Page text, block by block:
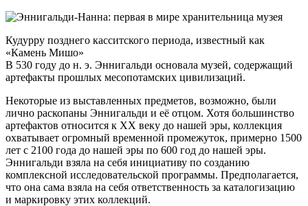
Кудурру позднего касситского периода, известный как
«Камень Мишо»
В 530 году до н. э. Эннигальди основала музей, содержащий
артефакты прошлых месопотамских цивилизаций.
Некоторые из выставленных предметов, возможно, были
лично раскопаны Эннигальди и её отцом. Хотя большинство
артефактов относится к XX веку до нашей эры, коллекция
охватывает огромный временной промежуток, примерно 1500
лет с 2100 года до нашей эры по 600 год до нашей эры.
Эннигальди взяла на себя инициативу по созданию
комплексной исследовательской программы. Предполагается,
что она сама взяла на себя ответственность за каталогизацию
и маркировку этих коллекций.